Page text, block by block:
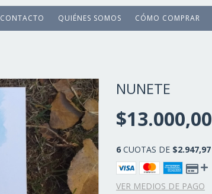
CONTACTO QUIÉNES SOMOS CÓMO COMPRAR
NUNETE
$13.000,00
6 CUOTAS DE $2.947,97
VER MEDIOS DE PAGO